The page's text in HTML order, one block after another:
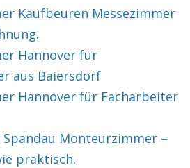
Kaufbeuren Messezimmer
Hannover für
aus Baiersdorf
Hannover für Facharbeiter
Spandau Monteurzimmer –
praktisch.